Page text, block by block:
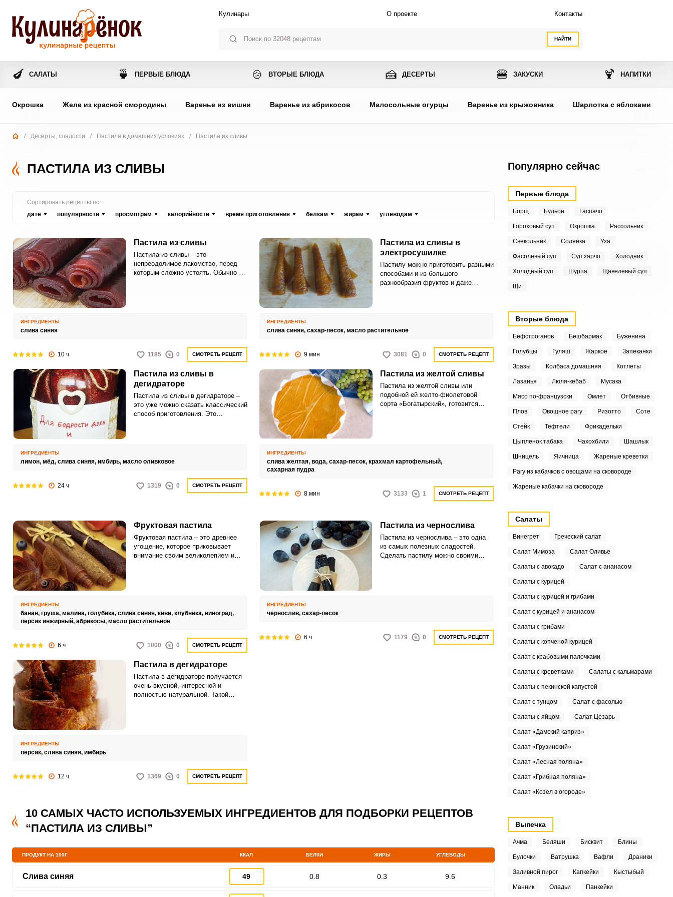
НАЙТИ
Кулинары О проекте Контакты
🍆 САЛАТЫ 🍵 ПЕРВЫЕ БЛЮДА 🍲 ВТОРЫЕ БЛЮДА 🍰 ДЕСЕРТЫ 🍔 ЗАКУСКИ 🍹 НАПИТКИ
Окрошка Желе из красной смородины Варенье из вишни Варенье из абрикосов Малосольные огурцы Варенье из крыжовника Шарлотка с яблоками
/ Десерты, сладости / Пастила в домашних условиях / Пастила из сливы
ПАСТИЛА ИЗ СЛИВЫ
Сортировать рецепты по:
дате
популярности просмотрам калорийности время приготовления белкам жирам углеводам
Пастила из сливы
Пастила из сливы – это
непреодолимое лакомство, перед
которым сложно устоять. Обычно ее
ИНГРЕДИЕНТЫ
слива синяя
10 ч 1185 0 СМОТРЕТЬ РЕЦЕПТ
Пастила из сливы в
электросушилке
Пастилу можно приготовить разными
способами и из большого
разнообразия фруктов и даже
готовится и долго хранится.
ИНГРЕДИЕНТЫ
слива синяя, сахар-песок, масло растительное
9 мин 3081 0 СМОТРЕТЬ РЕЦЕПТ
Пастила из сливы в
дегидраторе
Пастила из сливы в дегидраторе –
это уже можно сказать классический
способ приготовления. Это
ИНГРЕДИЕНТЫ
лимон, мёд, слива синяя, имбирь, масло оливковое
24 ч 1319 0 СМОТРЕТЬ РЕЦЕПТ
Пастила из желтой сливы
Пастила из желтой сливы или
подобной ей желто-фиолетовой
сорта «Богатырский», готовится
ИНГРЕДИЕНТЫ
слива желтая, вода, сахар-песок, крахмал картофельный,
сахарная пудра
8 мин 3133 1 СМОТРЕТЬ РЕЦЕПТ
Фруктовая пастила
Фруктовая пастила – это древнее
угощение, которое приковывает
внимание своим великолепием и
ИНГРЕДИЕНТЫ
банан, груша, малина, голубика, слива синяя, киви, клубника, виноград,
персик инжирный, абрикосы, масло растительное
6 ч 1000 0 СМОТРЕТЬ РЕЦЕПТ
Пастила из чернослива
Пастила из чернослива – это одна
из самых полезных сладостей.
Сделать пастилу можно своими
ИНГРЕДИЕНТЫ
чернослив, сахар-песок
6 ч 1179 0 СМОТРЕТЬ РЕЦЕПТ
Пастила в дегидраторе
Пастила в дегидраторе получается
очень вкусной, интересной и
полностью натуральной. Такой
ИНГРЕДИЕНТЫ
персик, слива синяя, имбирь
12 ч 1369 0 СМОТРЕТЬ РЕЦЕПТ
10 САМЫХ ЧАСТО ИСПОЛЬЗУЕМЫХ ИНГРЕДИЕНТОВ ДЛЯ ПОДБОРКИ РЕЦЕПТОВ
“ПАСТИЛА ИЗ СЛИВЫ”
ПРОДУКТ НА 100Г ККАЛ БЕЛКИ ЖИРЫ УГЛЕВОДЫ
Слива синяя 49 0.8 0.3 9.6
Популярно сейчас
Первые блюда
Борщ Бульон Гаспачо
Гороховый суп Окрошка Рассольник
Свекольник Солянка Уха
Фасолевый суп Суп харчо Холодник
Холодный суп Шурпа Щавелевый суп
Щи
Вторые блюда
Бефстроганов Бешбармак Буженина
Голубцы Гуляш Жаркое Запеканки
Зразы Колбаса домашняя Котлеты
Лазанья Люля-кебаб Мусака
Мясо по-французски Омлет Отбивные
Плов Овощное рагу Ризотто Соте
Стейк Тефтели Фрикадельки
Цыпленок табака Чахохбили Шашлык
Шницель Яичница Жареные креветки
Рагу из кабачков с овощами на сковороде
Жареные кабачки на сковороде
Салаты
Винегрет Греческий салат
Салат Мимоза Салат Оливье
Салаты с авокадо Салат с ананасом
Салаты с курицей
Салаты с курицей и грибами
Салат с курицей и ананасом
Салаты с грибами
Салаты с копченой курицей
Салат с крабовыми палочками
Салаты с креветками Салаты с кальмарами
Салаты с пекинской капустой
Салат с тунцом Салат с фасолью
Салаты с яйцом Салат Цезарь
Салат «Дамский каприз»
Салат «Грузинский»
Салат «Лесная поляна»
Салат «Грибная поляна»
Салат «Козел в огороде»
Выпечка
Ачма Беляши Бисквит Блины
Булочки Ватрушка Вафли Драники
Заливной пирог Капкейки Кыстыбый
Манник Оладьи Панкейки